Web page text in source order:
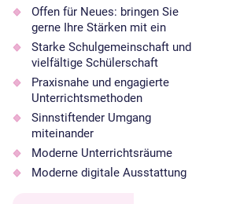
Offen für Neues: bringen Sie
gerne Ihre Stärken mit ein
Starke Schulgemeinschaft und
vielfältige Schülerschaft
Praxisnahe und engagierte
Unterrichtsmethoden
Sinnstiftender Umgang
miteinander
Moderne Unterrichtsräume
Moderne digitale Ausstattung